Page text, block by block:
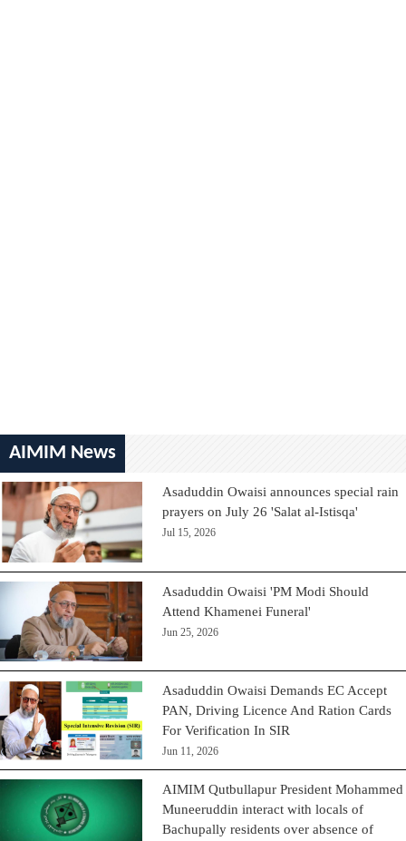
AIMIM News
Asaduddin Owaisi announces special rain
prayers on July 26 'Salat al-Istisqa'
Jul 15, 2026
Asaduddin Owaisi 'PM Modi Should
Attend Khamenei Funeral'
Jun 25, 2026
Asaduddin Owaisi Demands EC Accept
PAN, Driving Licence And Ration Cards
For Verification In SIR
Jun 11, 2026
AIMIM Qutbullapur President Mohammed
Muneeruddin interact with locals of
Bachupally residents over absence of